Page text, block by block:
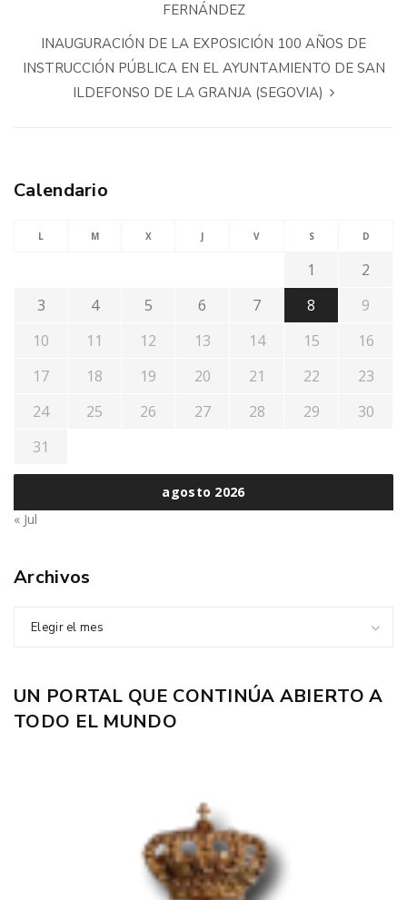
FERNÁNDEZ
INAUGURACIÓN DE LA EXPOSICIÓN 100 AÑOS DE
INSTRUCCIÓN PÚBLICA EN EL AYUNTAMIENTO DE SAN
ILDEFONSO DE LA GRANJA (SEGOVIA)
Calendario
agosto 2026
L M X J V S D
1
2
3
4 5 6 7 8
9
10
11 12 13 14 15
16
17
18 19 20 21 22
23
24
25 26 27 28 29
30
31
« Jul
Archivos
Elegir el mes
UN PORTAL QUE CONTINÚA ABIERTO A
TODO EL MUNDO